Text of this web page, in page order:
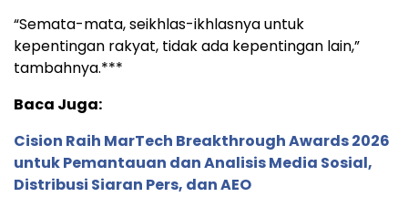
“Semata-mata, seikhlas-ikhlasnya untuk
kepentingan rakyat, tidak ada kepentingan lain,”
tambahnya.***
Baca Juga:
Cision Raih MarTech Breakthrough Awards 2026
untuk Pemantauan dan Analisis Media Sosial,
Distribusi Siaran Pers, dan AEO